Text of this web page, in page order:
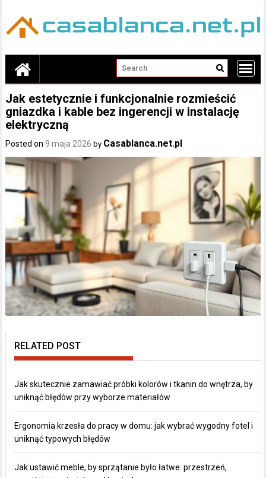
content
Jak estetycznie i funkcjonalnie rozmieścić
gniazdka i kable bez ingerencji w instalację
elektryczną
Posted on9 maja 2026 by Casablanca.net.pl
RELATED POST
Jak skutecznie zamawiać próbki kolorów i tkanin do wnętrza, by
uniknąć błędów przy wyborze materiałów
Ergonomia krzesła do pracy w domu: jak wybrać wygodny fotel i
uniknąć typowych błędów
Jak ustawić meble, by sprzątanie było łatwe: przestrzeń,